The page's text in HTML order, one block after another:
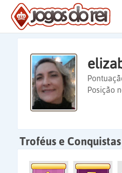
Posição
Troféus e Conquistas